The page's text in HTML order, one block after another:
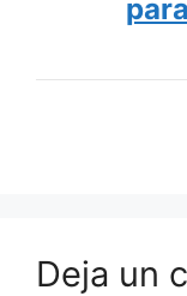
Deja un